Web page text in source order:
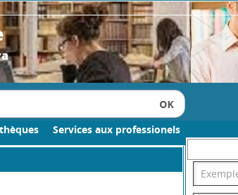
Services aux professionels